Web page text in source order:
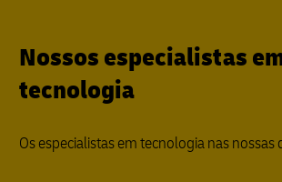
Nossos especialistas
tecnologia
Os especialistas em tecnologia nas nossas